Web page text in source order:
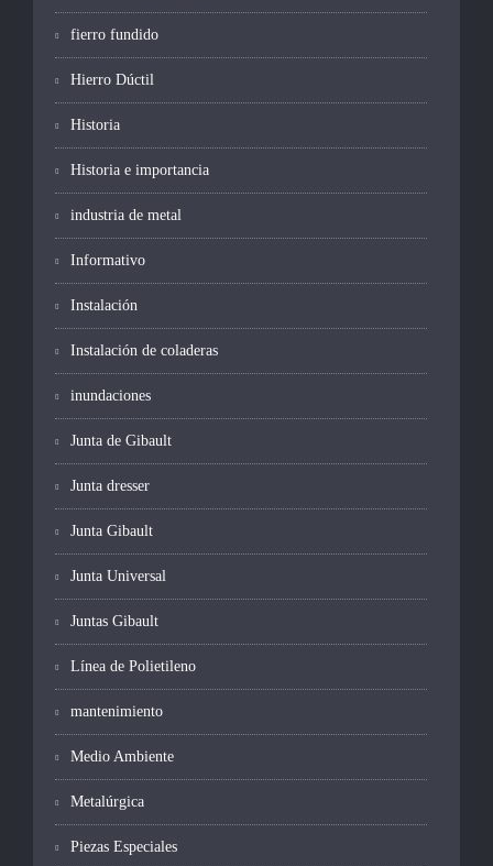
fierro fundido
Hierro Dúctil
Historia
Historia e importancia
industria de metal
Informativo
Instalación
Instalación de coladeras
inundaciones
Junta de Gibault
Junta dresser
Junta Gibault
Junta Universal
Juntas Gibault
Línea de Polietileno
mantenimiento
Medio Ambiente
Metalúrgica
Piezas Especiales